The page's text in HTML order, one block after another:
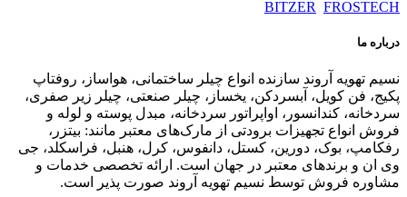
BITZER FROSTECH
درباره ما
نسیم تهویه آروند سازنده انواع چیلر ساختمانی، هواساز، روفتاپ
پکیج، فن کویل، آبسردکن، یخساز، چیلر صنعتی، چیلر زیر صفری،
سردخانه، کندانسور، اواپراتور سردخانه، مبدل پوسته و لوله و
فروش انواع تجهیزات برودتی از مارک‌های معتبر مانند: بیتزر،
رفکامپ، بوک، دورین، کستل، دانفوس، کرل، هنبل، فراسکلد، جی
وی ان و برندهای معتبر در جهان است. ارائه تخصصی خدمات و
مشاوره فروش توسط نسیم تهویه آروند صورت پذیر است.